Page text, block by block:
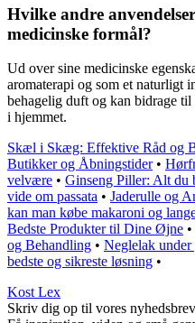
Hvilke andre
medicinske formål?
Ud over sine medicinske
aromaterapi og som et naturligt
behagelig duft og kan bidrage
i hjemmet.
Skæl i Skæg: Effektive Råd og
Butikker og Åbningstider•
velvære • Ginseng Piller: Alt du
vide om passata • Jaderulle og
kan man købe makaroni og
Bedste Produkter til Dine Øjne •
og Behandling • Neglelak
bedste og sikreste løsning •
Kost Lex
Skriv dig op til vores nyhedsbrev